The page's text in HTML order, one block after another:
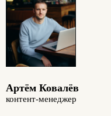
Артём Ковалёв
контент-менеджер